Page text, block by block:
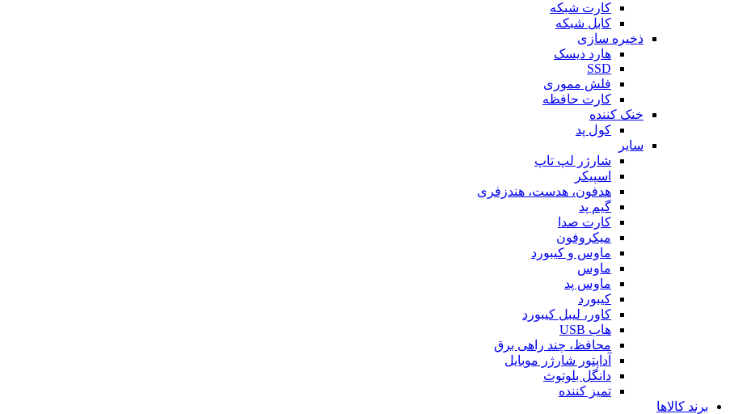
کارت شبکه
کابل شبکه
ذخیره سازی
هارد دیسک
SSD
فلش مموری
کارت حافظه
خنک کننده
کول پد
سایر
شارژر لپ تاپ
اسپیکر
هدفون، هدست، هندزفری
گیم پد
کارت صدا
میکروفون
ماوس و کیبورد
ماوس
ماوس پد
کیبورد
کاور، لیبل کیبورد
هاب USB
محافظ، چند راهی برق
آداپتور شارژر موبایل
دانگل بلوتوث
تمیز کننده
برند کالاها